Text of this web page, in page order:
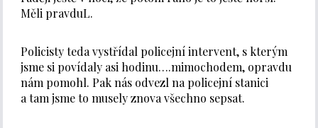
Měli pravduL.
Policisty teda vystřídal policejní intervent, s kterým
jsme si povídaly asi hodinu….mimochodem, opravdu
nám pomohl. Pak nás odvezl na policejní stanici
a tam jsme to musely znova všechno sepsat.